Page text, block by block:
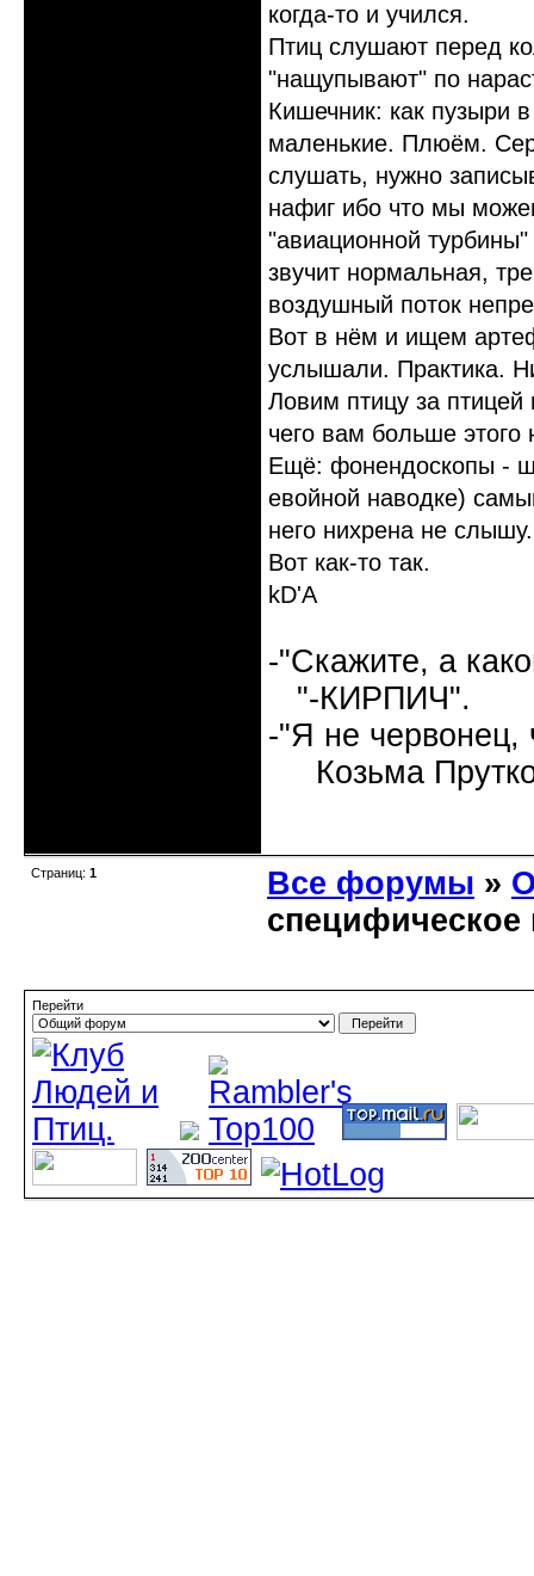
когда-то и учился.
Птиц слушают перед
"нащупывают" по
Кишечник: как пузыри
маленькие. Плюём.
слушать, нужно
нафиг ибо что мы
"авиационной
звучит нормальная,
воздушный поток
Вот в нём и ищем
услышали. Практика.
Ловим птицу за
чего вам больше этого
Ещё: фонендоскопы -
евойной наводке)
него нихрена не
Вот как-то так.
kD'A
-"Скажите, а
"-КИРПИЧ".
-"Я не червонец,
Козьма
Страниц: 1 Все форумы »
специфическое
Перейти